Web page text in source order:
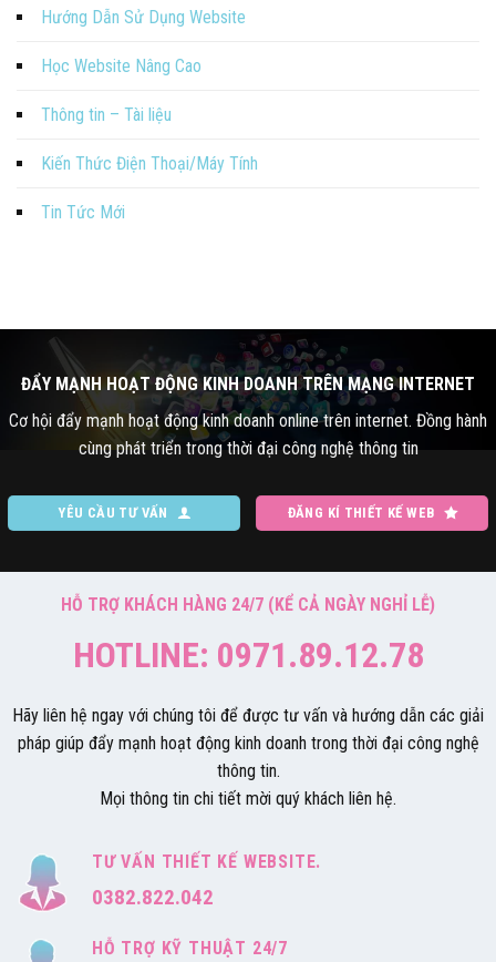
Hướng Dẫn Sử Dụng Website
Học Website Nâng Cao
Thông tin – Tài liệu
Kiến Thức Điện Thoại/Máy Tính
Tin Tức Mới
ĐẨY MẠNH HOẠT ĐỘNG KINH DOANH TRÊN MẠNG INTERNET
Cơ hội đẩy mạnh hoạt động kinh doanh online trên internet. Đồng hành
cùng phát triển trong thời đại công nghệ thông tin
YÊU CẦU TƯ VẤN ĐĂNG KÍ THIẾT KẾ WEB
HỖ TRỢ KHÁCH HÀNG 24/7 (KỂ CẢ NGÀY NGHỈ LỄ)
HOTLINE: 0971.89.12.78
Hãy liên hệ ngay với chúng tôi để được tư vấn và hướng dẫn các giải
pháp giúp đẩy mạnh hoạt động kinh doanh trong thời đại công nghệ
thông tin.
Mọi thông tin chi tiết mời quý khách liên hệ.
TƯ VẤN THIẾT KẾ WEBSITE.
0382.822.042
HỖ TRỢ KỸ THUẬT 24/7